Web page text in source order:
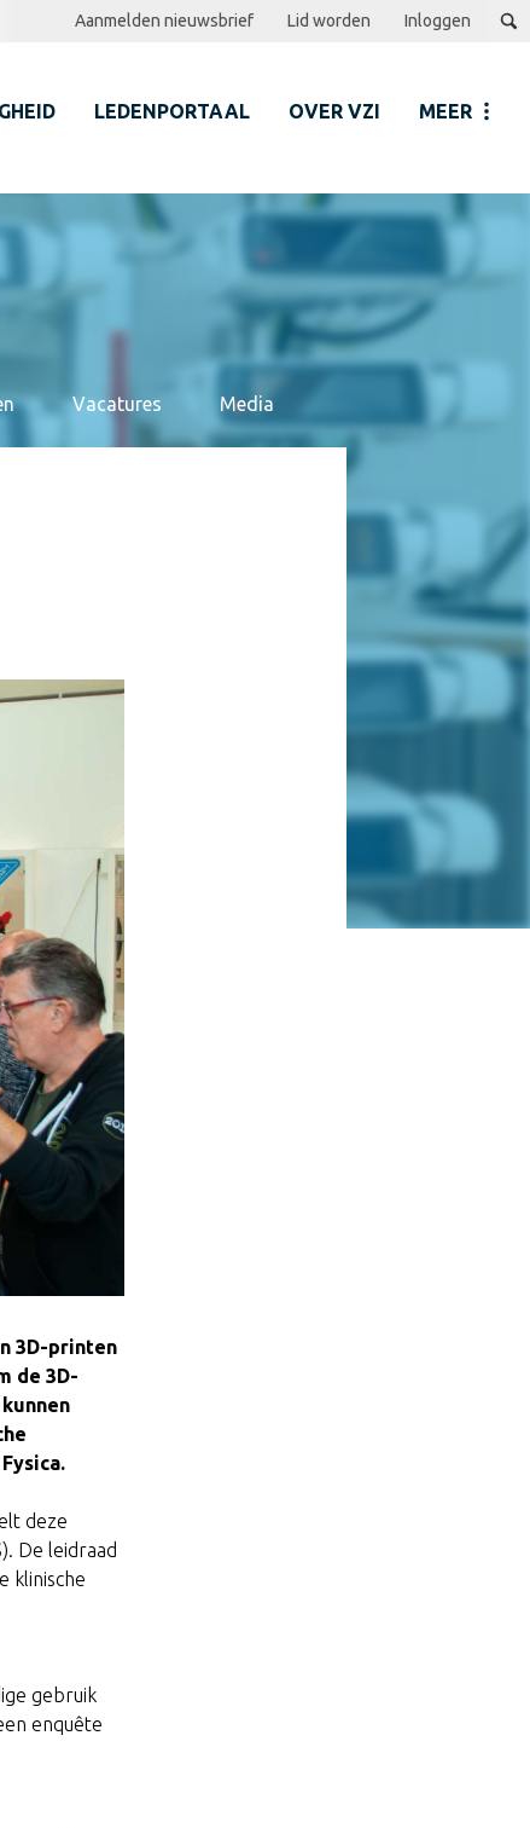
LEDENPORTAAL OVER VZI MEER
Aanmelden nieuwsbrief Lid worden Inloggen
Vacatures Media
3D-printen
de 3D-
deze
De leidraad
klinische
gebruik
enquête